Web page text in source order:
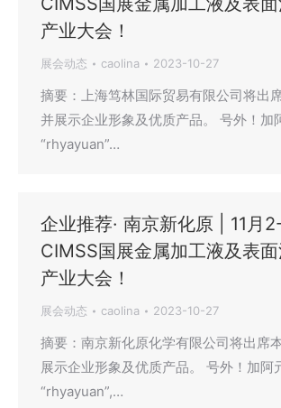
产业大会！
展会动态 caolina 2023-10-27
摘要：上海笃林国际贸易有限公司将出
并展示企业形象及优质产品。 号外！加
“rhyayuan”…
企业推荐· 南京新化原 | 11月
CIMSS国展金属加工液及表
产业大会！
展会动态 caolina 2023-10-27
摘要：南京新化原化学有限公司将出席
展示企业形象及优质产品。 号外！加阿
“rhyayuan”,…